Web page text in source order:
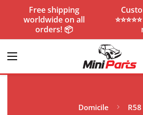
Free shipping
worldwide on all
orders! 📦
Domicile R58